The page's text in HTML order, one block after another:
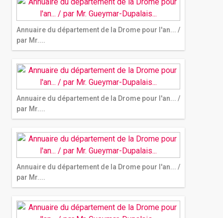
Annuaire du département de la Drome pour l'an... /
par Mr....
Annuaire du département de la Drome pour l'an... /
par Mr....
Annuaire du département de la Drome pour l'an... /
par Mr....